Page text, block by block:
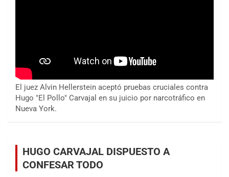
El juez Alvin Hellerstein aceptó pruebas cruciales contra
Hugo "El Pollo" Carvajal en su juicio por narcotráfico en
Nueva York.
HUGO CARVAJAL DISPUESTO A
CONFESAR TODO